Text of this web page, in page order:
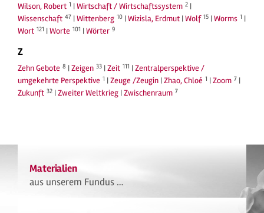
Wilson, Robert 1 |Wirtschaft / Wirtschaftssystem 2 |
Wissenschaft 47 |Wittenberg 10 |Wizisla, Erdmut |Wolf 15 |Worms 1 |
Wort 121 |Worte 101 |Wörter 9
Z
Zehn Gebote 8 |Zeigen 33 |Zeit 111 |Zentralperspektive /
umgekehrte Perspektive 1 |Zeuge /Zeugin |Zhao, Chloé 1 |Zoom 7 |
Zukunft 32 |Zweiter Weltkrieg |Zwischenraum 7
Materialien
aus unserem Fundus …